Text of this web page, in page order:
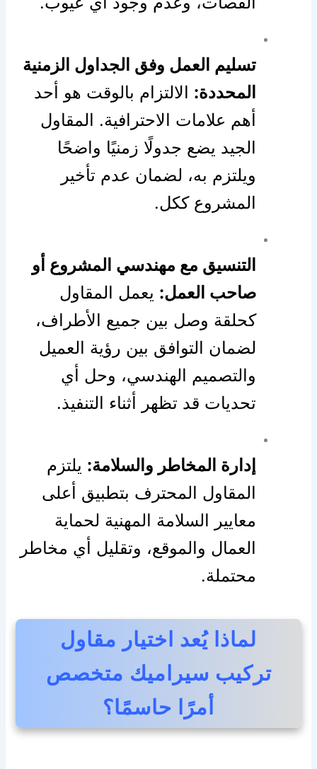
تسليم العمل وفق الجداول الزمنية
المحددة: الالتزام بالوقت هو أحد
أهم علامات الاحترافية. المقاول
الجيد يضع جدولًا زمنيًا واضحًا
ويلتزم به، لضمان عدم تأخير
المشروع ككل.
التنسيق مع مهندسي المشروع أو
صاحب العمل: يعمل المقاول
كحلقة وصل بين جميع الأطراف،
لضمان التوافق بين رؤية العميل
والتصميم الهندسي، وحل أي
تحديات قد تظهر أثناء التنفيذ.
إدارة المخاطر والسلامة: يلتزم
المقاول المحترف بتطبيق أعلى
معايير السلامة المهنية لحماية
العمال والموقع، وتقليل أي مخاطر
محتملة.
لماذا يُعد اختيار مقاول
تركيب سيراميك متخصص
أمرًا حاسمًا؟